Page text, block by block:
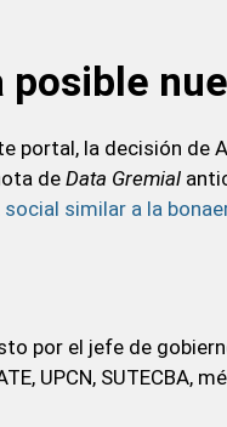
posible
portal, la decisión de
de Data Gremial
social similar a la
por el jefe de
UPCN, SUTECBA,